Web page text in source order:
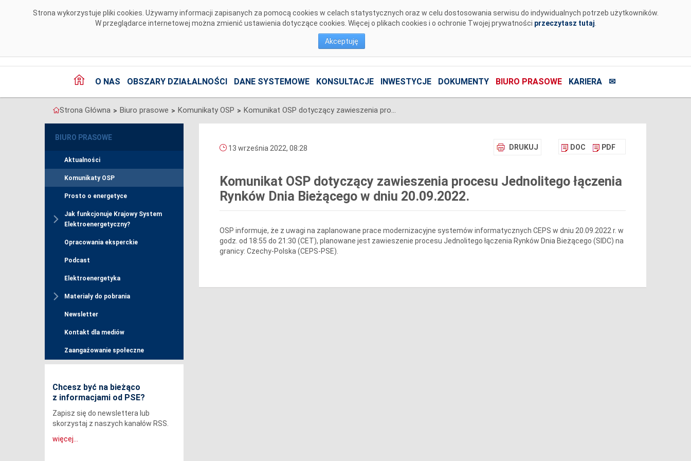
Strona wykorzystuje pliki cookies. Używamy informacji zapisanych za pomocą cookies w celach statystycznych oraz w celu dostosowania serwisu do indywidualnych potrzeb użytkowników.
W przeglądarce internetowej można zmienić ustawienia dotyczące cookies. Więcej o plikach cookies i o ochronie Twojej prywatności przeczytasz tutaj
Akceptuję
O NAS OBSZARY DZIAŁALNOŚCI DANE SYSTEMOWE KONSULTACJE INWESTYCJE DOKUMENTY BIURO PRASOWE KARIERA ✉
Strona Główna > Biuro prasowe > Komunikaty OSP > Komunikat OSP dotyczący zawieszenia procesu Jednolitego łączenia Rynków Dnia Bieżącego w dniu 20.09.2022.
BIURO PRASOWE
Aktualności
Komunikaty OSP
Prosto o energetyce
Jak funkcjonuje Krajowy System
Elektroenergetyczny?
Opracowania eksperckie
Podcast
Elektroenergetyka
Materiały do pobrania
Newsletter
Kontakt dla mediów
Zaangażowanie społeczne
Chcesz być na bieżąco
z informacjami od PSE?
Zapisz się do newslettera lub
skorzystaj z naszych kanałów RSS.
więcej...
DRUKUJ DOC PDF
13 września 2022, 08:28
Komunikat OSP dotyczący zawieszenia procesu Jednolitego łączenia
Rynków Dnia Bieżącego w dniu 20.09.2022.
OSP informuje, że z uwagi na zaplanowane prace modernizacyjne systemów informatycznych CEPS w dniu 20.09.2022 r. w
godz. od 18:55 do 21:30 (CET), planowane jest zawieszenie procesu Jednolitego łączenia Rynków Dnia Bieżącego (SIDC) na
granicy: Czechy-Polska (CEPS-PSE).